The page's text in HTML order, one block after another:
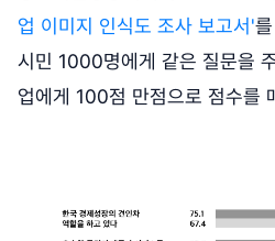
업 이미지 인식도 조사 보고서'
시민 1000명에게 같은 질문을
업에게 100점 만점으로 점수를